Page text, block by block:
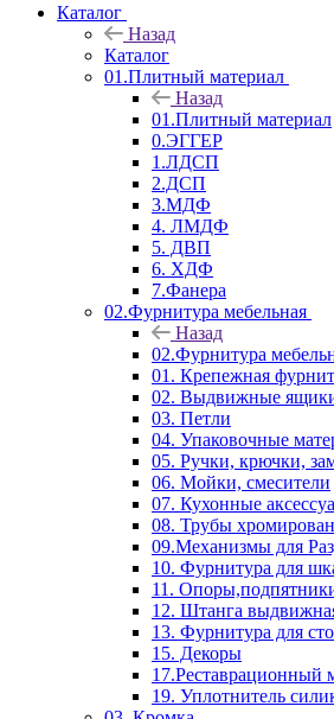
Каталог
Назад
Каталог
01.Плитный материал
Назад
01.Плитный материал
0.ЭГГЕР
1.ЛДСП
2.ДСП
3.МДФ
4. ЛМДФ
5. ДВП
6. ХДФ
7.Фанера
02.Фурнитура мебельная
Назад
02.Фурнитура
01. Крепежная
02. Выдвижные
03. Петли
04. Упаковочные
05. Ручки, крючки,
06. Мойки, смесители
07. Кухонные
08. Трубы
09.Механизмы для
10. Фурнитура для
11.
12. Штанга
13. Фурнитура для
15. Декоры
17.Реставрационный
19. Уплотнитель